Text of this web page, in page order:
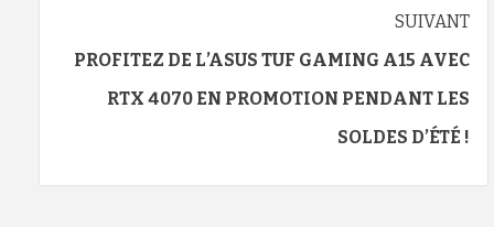
SUIVANT
PROFITEZ DE L’ASUS TUF GAMING A15 AVEC
RTX 4070 EN PROMOTION PENDANT LES
SOLDES D’ÉTÉ !